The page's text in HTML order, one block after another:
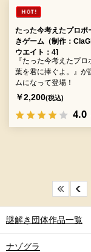
たった今考えたプロポ
きゲーム（制作：
ウエイト：4]
『たった今考えたプ
葉を君に捧ぐよ。』が
ムになって登場！
￥2,200(税込)
4.0
謎解き団体作品一覧
ナゾグラ